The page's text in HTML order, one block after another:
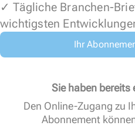
✓ Tägliche Branchen-
wichtigsten
Ihr
Sie haben bereits
Den Online-Zugang zu
Abonnement